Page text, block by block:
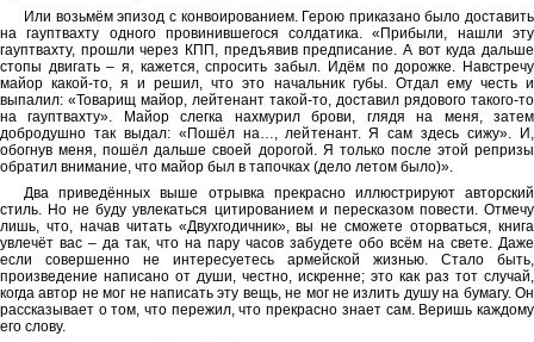
Или возьмём эпизод с конвоированием. Герою приказано было доставить
на гауптвахту одного провинившегося солдатика. «Прибыли, нашли эту
гауптвахту, прошли через КПП, предъявив предписание. А вот куда дальше
стопы двигать – я, кажется, спросить забыл. Идём по дорожке. Навстречу
майор какой-то, я и решил, что это начальник губы. Отдал ему честь и
выпалил: «Товарищ майор, лейтенант такой-то, доставил рядового такого-то
на гауптвахту». Майор слегка нахмурил брови, глядя на меня, затем
добродушно так выдал: «Пошёл на…, лейтенант. Я сам здесь сижу». И,
обогнув меня, пошёл дальше своей дорогой. Я только после этой репризы
обратил внимание, что майор был в тапочках (дело летом было)».
Два приведённых выше отрывка прекрасно иллюстрируют авторский
стиль. Но не буду увлекаться цитированием и пересказом повести. Отмечу
лишь, что, начав читать «Двухгодичник», вы не сможете оторваться, книга
увлечёт вас – да так, что на пару часов забудете обо всём на свете. Даже
если совершенно не интересуетесь армейской жизнью. Стало быть,
произведение написано от души, честно, искренне; это как раз тот случай,
когда автор не мог не написать эту вещь, не мог не излить душу на бумагу. Он
рассказывает о том, что пережил, что прекрасно знает сам. Веришь каждому
его слову.